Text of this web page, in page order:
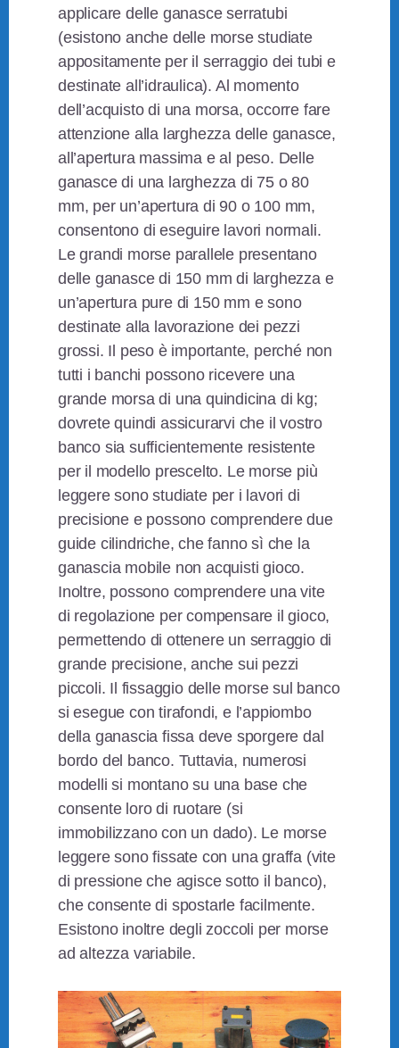
applicare delle ganasce serratubi
(esistono anche delle morse studiate
appositamente per il serraggio dei tubi e
destinate all’idraulica). Al momento
dell’acquisto di una morsa, occorre fare
attenzione alla larghezza delle ganasce,
all’apertura massima e al peso. Delle
ganasce di una larghezza di 75 o 80
mm, per un’apertura di 90 o 100 mm,
consentono di eseguire lavori normali.
Le grandi morse parallele presentano
delle ganasce di 150 mm di larghezza e
un’apertura pure di 150 mm e sono
destinate alla lavorazione dei pezzi
grossi. Il peso è importante, perché non
tutti i banchi possono ricevere una
grande morsa di una quindicina di kg;
dovrete quindi assicurarvi che il vostro
banco sia sufficientemente resistente
per il modello prescelto. Le morse più
leggere sono studiate per i lavori di
precisione e possono comprendere due
guide cilindriche, che fanno sì che la
ganascia mobile non acquisti gioco.
Inoltre, possono comprendere una vite
di regolazione per compensare il gioco,
permettendo di ottenere un serraggio di
grande precisione, anche sui pezzi
piccoli. Il fissaggio delle morse sul banco
si esegue con tirafondi, e l’appiombo
della ganascia fissa deve sporgere dal
bordo del banco. Tuttavia, numerosi
modelli si montano su una base che
consente loro di ruotare (si
immobilizzano con un dado). Le morse
leggere sono fissate con una graffa (vite
di pressione che agisce sotto il banco),
che consente di spostarle facilmente.
Esistono inoltre degli zoccoli per morse
ad altezza variabile.